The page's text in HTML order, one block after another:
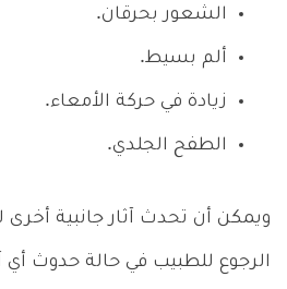
الشعور بحرقان.
ألم بسيط.
زيادة في حركة الأمعاء.
الطفح الجلدي.
ويمكن أن تحدث آثار جانبية أخرى
الرجوع للطبيب في حالة حدوث أي